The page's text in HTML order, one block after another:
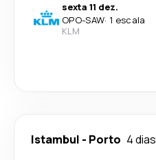
sexta 11 dez.
OPO-SAW· 1 escala
KLM
Istambul - Porto 4 dias